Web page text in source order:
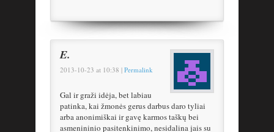
E.
2013-10-23 at 10:38 | Permalink
Gal ir graži idėja, bet labiau
patinka, kai žmonės gerus darbus daro tyliai
arba anonimiškai ir gavę karmos taškų bei
asmenininio pasitenkinimo, nesidalina jais su